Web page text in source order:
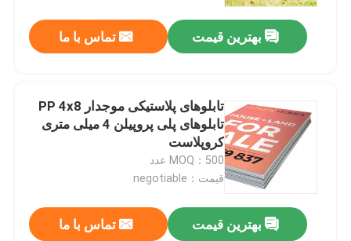
بهترین قیمت تماس با ما
تابلوهای پلاستیکی موجدار PP 4x8
تابلوهای پلی پروپیلن 4 میلی متری
کروپلاست
MOQ：500 عدد
قیمت：negotiable
بهترین قیمت تماس با ما